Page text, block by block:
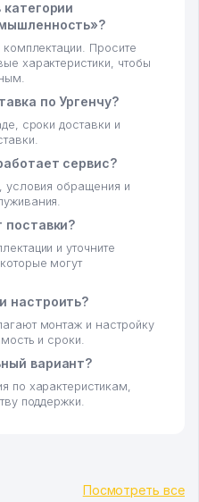
Просите
характеристики, чтобы
по Ургенчу?
сроки доставки и
сервис?
условия обращения и
поставки?
и уточните
могут
настроить?
монтаж и настройку
и сроки.
вариант?
по характеристикам,
поддержки.
Посмотреть все